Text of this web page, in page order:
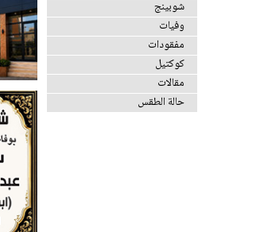
شوبينج
وفيات
مفقودات
كوكتيل
مقالات
حالة الطقس